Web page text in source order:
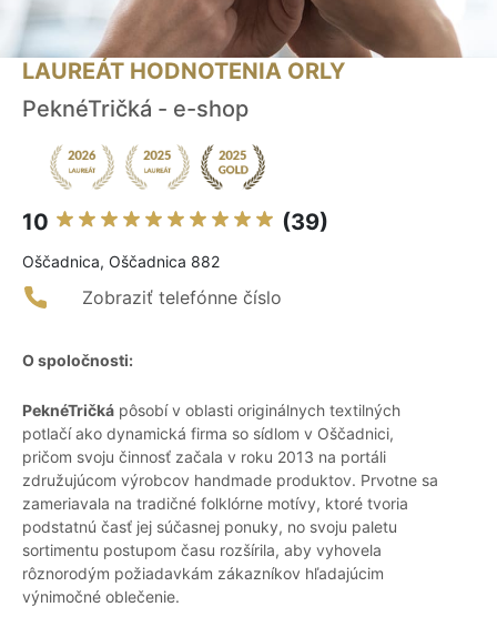
LAUREÁT HODNOTENIA ORLY
PeknéTričká - e-shop
10 (39)
Oščadnica, Oščadnica 882
Zobraziť telefónne číslo
O spoločnosti:
PeknéTričká pôsobí v oblasti originálnych textilných
potlačí ako dynamická firma so sídlom v Oščadnici,
pričom svoju činnosť začala v roku 2013 na portáli
združujúcom výrobcov handmade produktov. Prvotne sa
zameriavala na tradičné folklórne motívy, ktoré tvoria
podstatnú časť jej súčasnej ponuky, no svoju paletu
sortimentu postupom času rozšírila, aby vyhovela
rôznorodým požiadavkám zákazníkov hľadajúcim
výnimočné oblečenie.